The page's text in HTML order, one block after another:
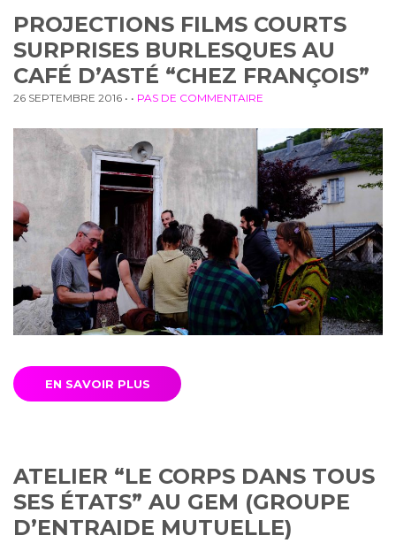
PROJECTIONS FILMS COURTS
SURPRISES BURLESQUES AU
CAFÉ D’ASTÉ “CHEZ FRANÇOIS”
26 SEPTEMBRE 2016 • • PAS DE COMMENTAIRE
EN SAVOIR PLUS
ATELIER “LE CORPS DANS TOUS
SES ÉTATS” AU GEM (GROUPE
D’ENTRAIDE MUTUELLE)